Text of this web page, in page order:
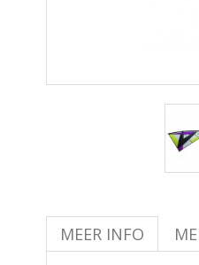
MEER INFO